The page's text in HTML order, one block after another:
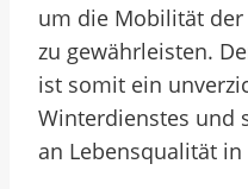
um die Mobilität
zu gewährleisten.
ist somit ein
Winterdienstes und
an Lebensqualität in